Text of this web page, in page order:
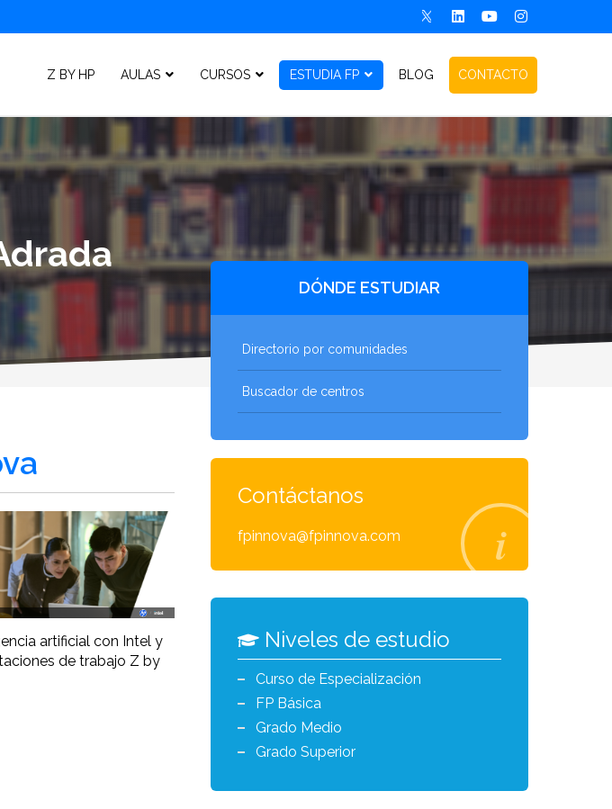
Z BY HP AULAS CURSOS ESTUDIA FP BLOG CONTACTO
artificial con Intel y
de trabajo Z by
DÓNDE ESTUDIAR
Directorio por comunidades
Buscador de centros
Contáctanos
fpinnova@fpinnova.com
Niveles de estudio
Curso de Especialización
FP Básica
Grado Medio
Grado Superior